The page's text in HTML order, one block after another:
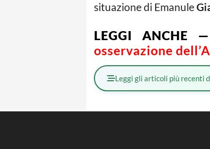
situazione di Emanule
LEGGI ANCHE
osservazione
Leggi gli articoli più recenti